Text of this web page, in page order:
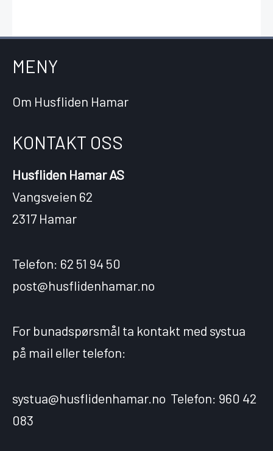
MENY
Om Husfliden Hamar
KONTAKT OSS
Husfliden Hamar AS
Vangsveien 62
2317 Hamar
Telefon: 62 51 94 50
post@husflidenhamar.no
For bunadspørsmål ta kontakt med systua
på mail eller telefon:
systua@husflidenhamar.no Telefon: 960 42
083